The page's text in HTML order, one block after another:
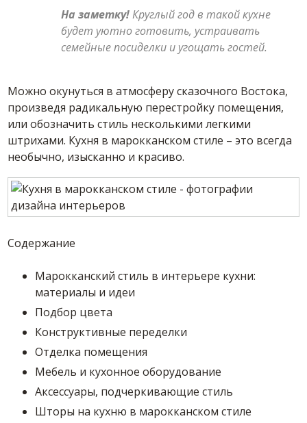
На заметку!Круглый год в такой кухне
будет уютно готовить, устраивать
семейные посиделки и угощать гостей.
Можно окунуться в атмосферу сказочного Востока,
произведя радикальную перестройку помещения,
или обозначить стиль несколькими легкими
штрихами. Кухня в марокканском стиле – это всегда
необычно, изысканно и красиво.
Содержание
Марокканский стиль в интерьере кухни:
материалы и идеи
Подбор цвета
Конструктивные переделки
Отделка помещения
Мебель и кухонное оборудование
Аксессуары, подчеркивающие стиль
Шторы на кухню в марокканском стиле